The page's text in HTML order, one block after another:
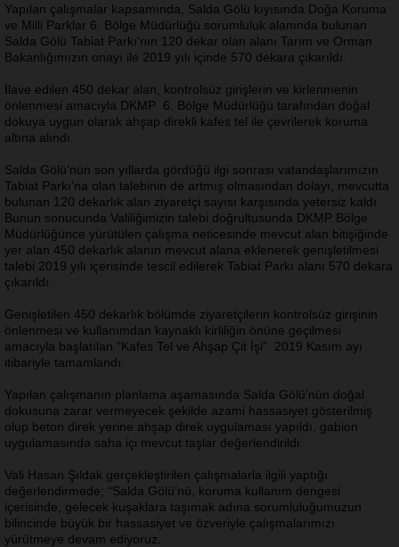
Yapılan çalışmalar kapsamında, Salda Gölü kıyısında Doğa Koruma
ve Milli Parklar 6. Bölge Müdürlüğü sorumluluk alanında bulunan
Salda Gölü Tabiat Parkı'nın 120 dekar olan alanı Tarım ve Orman
Bakanlığımızın onayı ile 2019 yılı içinde 570 dekara çıkarıldı.
İlave edilen 450 dekar alan, kontrolsüz girişlerin ve kirlenmenin
önlenmesi amacıyla DKMP 6. Bölge Müdürlüğü tarafından doğal
dokuya uygun olarak ahşap direkli kafes tel ile çevrilerek koruma
altına alındı.
Salda Gölü’nün son yıllarda gördüğü ilgi sonrası vatandaşlarımızın
Tabiat Parkı’na olan talebinin de artmış olmasından dolayı, mevcutta
bulunan 120 dekarlık alan ziyaretçi sayısı karşısında yetersiz kaldı.
Bunun sonucunda Valiliğimizin talebi doğrultusunda DKMP Bölge
Müdürlüğünce yürütülen çalışma neticesinde mevcut alan bitişiğinde
yer alan 450 dekarlık alanın mevcut alana eklenerek genişletilmesi
talebi 2019 yılı içerisinde tescil edilerek Tabiat Parkı alanı 570 dekara
çıkarıldı.
Genişletilen 450 dekarlık bölümde ziyaretçilerin kontrolsüz girişinin
önlenmesi ve kullanımdan kaynaklı kirliliğin önüne geçilmesi
amacıyla başlatılan “Kafes Tel ve Ahşap Çit İşi” 2019 Kasım ayı
itibariyle tamamlandı.
Yapılan çalışmanın planlama aşamasında Salda Gölü’nün doğal
dokusuna zarar vermeyecek şekilde azami hassasiyet gösterilmiş
olup beton direk yerine ahşap direk uygulaması yapıldı, gabion
uygulamasında saha içi mevcut taşlar değerlendirildi.
Vali Hasan Şıldak gerçekleştirilen çalışmalarla ilgili yaptığı
değerlendirmede; “Salda Gölü’nü, koruma kullanım dengesi
içerisinde, gelecek kuşaklara taşımak adına sorumluluğumuzun
bilincinde büyük bir hassasiyet ve özveriyle çalışmalarımızı
yürütmeye devam ediyoruz.